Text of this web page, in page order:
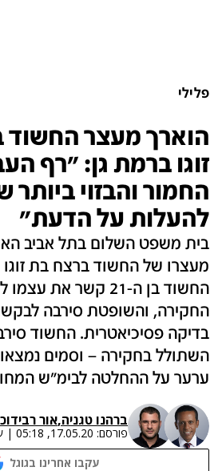
פלילי
הוארך מעצר החשוד
זוגו ברמת גן: "רף
החמור והבזוי ביותר
להעלות על הדעת"
בית משפט השלום בתל אביב
מעצרו של החשוד ברצח בת
החשוד בן ה-21 קשר
החקירה, והשופטת סירבה לבקשת
בדיקה פסיכיאטרית. החשוד
השתולל בחקירה – וסמים נמצאו
ערער על ההחלטה לבימ"ש
ברהנו טגניה,אור רבידו
פורסם: 17.05.20, 05:18
|
עקבו אחרינו בגוגל